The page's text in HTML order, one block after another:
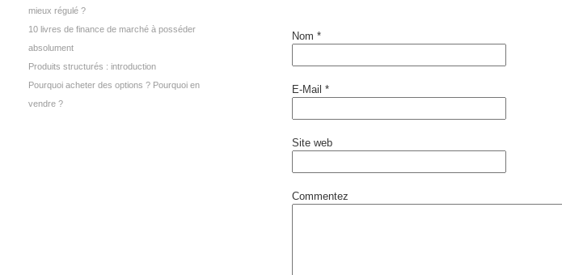
mieux régulé ?
10 livres de finance de marché à posséder
absolument
Produits structurés : introduction
Pourquoi acheter des options ? Pourquoi en
vendre ?
Nom *
E-Mail *
Site web
Commentez